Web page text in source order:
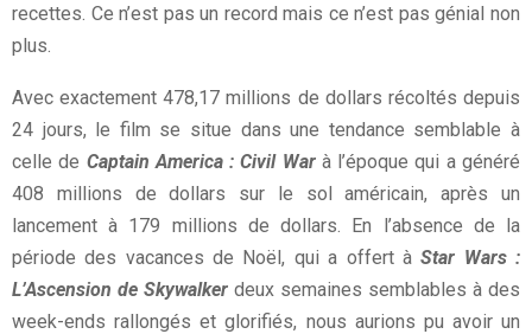
recettes. Ce n’est pas un record mais ce n’est pas génial non
plus.
Avec exactement 478,17 millions de dollars récoltés depuis
24 jours, le film se situe dans une tendance semblable à
celle de Captain America : Civil Warà l’époque qui a généré
408 millions de dollars sur le sol américain, après un
lancement à 179 millions de dollars. En l’absence de la
période des vacances de Noël, qui a offert àStar Wars :
L’Ascension de Skywalker deux semaines semblables à des
week-ends rallongés et glorifiés, nous aurions pu avoir un